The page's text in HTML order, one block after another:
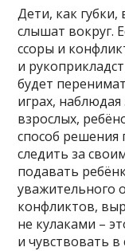
Дети, как
слышат вокруг.
ссоры и
и
будет
играх,
взрослых,
способ
следить за
подавать
уважительного
конфликтов,
не кулаками –
и чувствовать в